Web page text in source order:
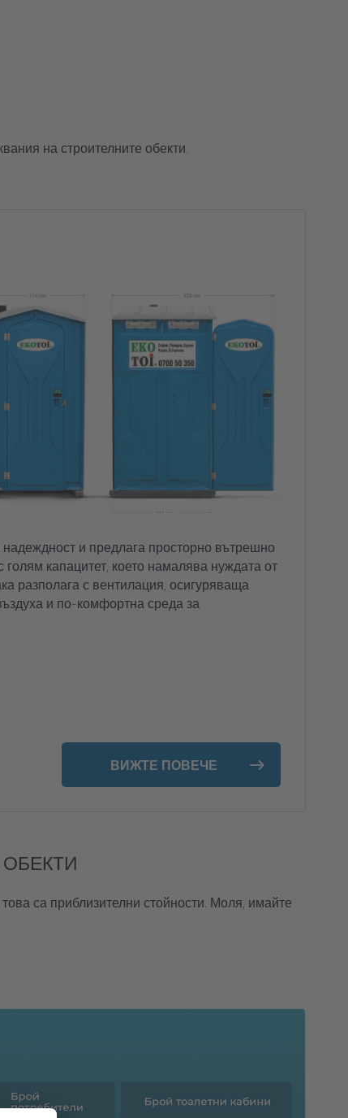
на строителните обекти.
надеждност и предлага просторно вътрешно
голям капацитет, което намалява нуждата от
разполага с вентилация, осигуряваща
и по-комфортна среда за
ВИЖТЕ ПОВЕЧЕ
това са приблизителни стойности. Моля, имайте